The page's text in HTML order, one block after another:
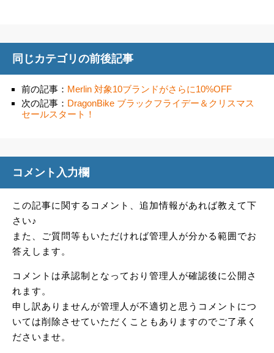
同じカテゴリの前後記事
前の記事： Merlin 対象10ブランドがさらに10%OFF
次の記事： DragonBike ブラックフライデー＆クリスマス
セールスタート！
コメント入力欄
この記事に関するコメント、追加情報があれば教えて下
さい♪
また、ご質問等もいただければ管理人が分かる範囲でお
答えします。
コメントは承認制となっており管理人が確認後に公開さ
れます。
申し訳ありませんが管理人が不適切と思うコメントにつ
いては削除させていただくこともありますのでご了承く
ださいませ。